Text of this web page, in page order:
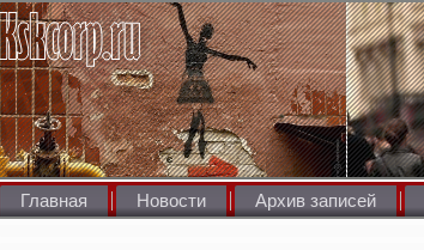
Главная Новости Архив записей